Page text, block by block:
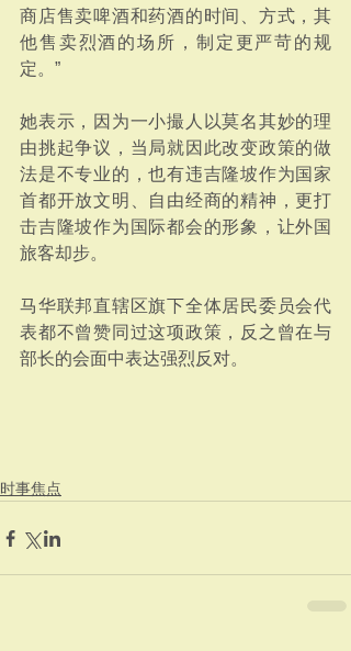
商店售卖啤酒和药酒的时间、方式，其
他售卖烈酒的场所，制定更严苛的规
定。”
她表示，因为一小撮人以莫名其妙的理
由挑起争议，当局就因此改变政策的做
法是不专业的，也有违吉隆坡作为国家
首都开放文明、自由经商的精神，更打
击吉隆坡作为国际都会的形象，让外国
旅客却步。
马华联邦直辖区旗下全体居民委员会代
表都不曾赞同过这项政策，反之曾在与
部长的会面中表达强烈反对。
时事焦点